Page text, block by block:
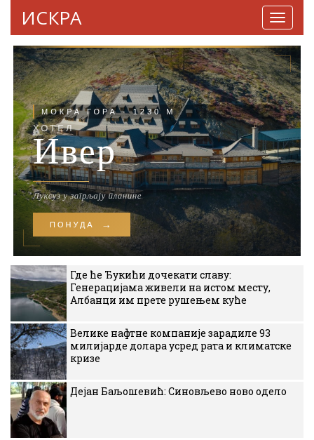
ИСКРА
Где ће Ђукићи дочекати славу:
Генерацијама живели на истом месту,
Албанци им прете рушењем куће
Велике нафтне компаније зарадиле 93
милијарде долара усред рата и климатске
кризе
Дејан Баљошевић: Синовљево ново одело